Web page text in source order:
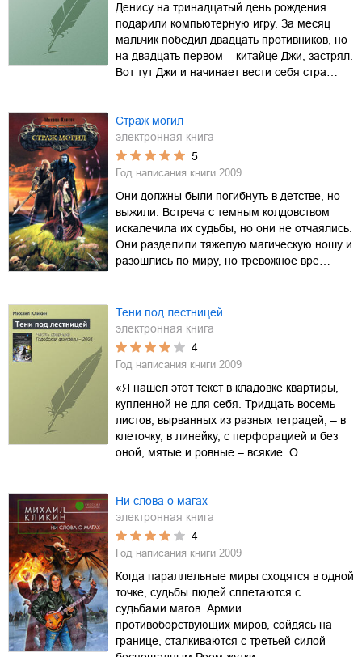
Денису на тринадцатый день рождения
подарили компьютерную игру. За месяц
мальчик победил двадцать противников, но
на двадцать первом – китайце Джи, застрял.
Вот тут Джи и начинает вести себя стра…
Страж могил
электронная книга
5
Год написания книги 2009
Они должны были погибнуть в детстве, но
выжили. Встреча с темным колдовством
искалечила их судьбы, но они не отчаялись.
Они разделили тяжелую магическую ношу и
разошлись по миру, но тревожное вре…
Тени под лестницей
электронная книга
4
Год написания книги 2009
«Я нашел этот текст в кладовке квартиры,
купленной не для себя. Тридцать восемь
листов, вырванных из разных тетрадей, – в
клеточку, в линейку, с перфорацией и без
оной, мятые и ровные – всякие. О…
Ни слова о магах
электронная книга
4
Год написания книги 2009
Когда параллельные миры сходятся в одной
точке, судьбы людей сплетаются с
судьбами магов. Армии
противоборствующих миров, сойдясь на
границе, сталкиваются с третьей силой –